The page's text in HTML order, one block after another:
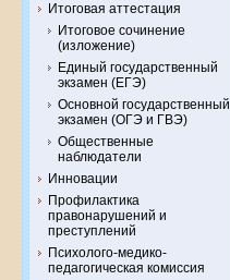
Итоговая аттестация
Итоговое сочинение
(изложение)
Единый государственный
экзамен (ЕГЭ)
Основной государственный
экзамен (ОГЭ и ГВЭ)
Общественные
наблюдатели
Инновации
Профилактика
правонарушений и
преступлений
Психолого-медико-
педагогическая комиссия